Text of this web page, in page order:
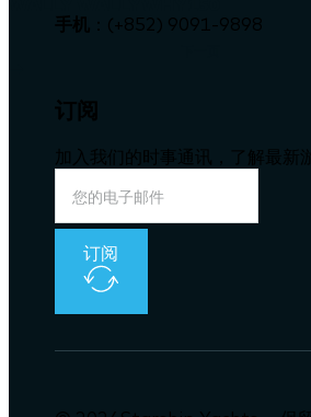
手机 ：(+852) 9091-9898
订阅
加入我们的时事通讯，了解最新
订阅